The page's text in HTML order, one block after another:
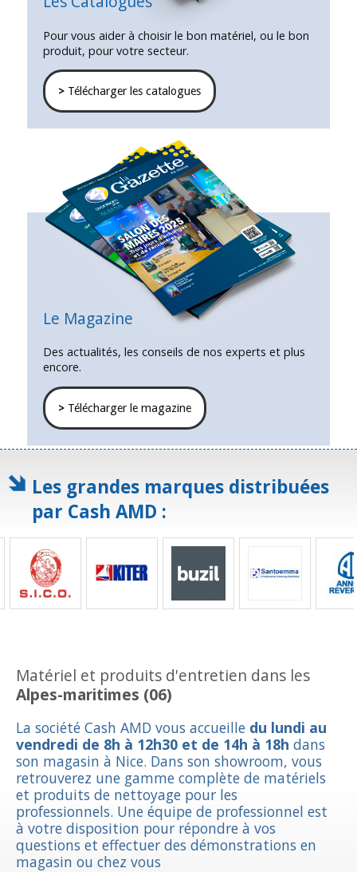
Pour vous aider à choisir le bon matériel, ou le bon
produit, pour votre secteur.
>Télécharger les catalogues
Le Magazine
Des actualités, les conseils de nos experts et plus
encore.
>Télécharger le magazine
Les grandes marques distribuées
par Cash AMD :
Matériel et produits d'entretien dans les
Alpes-maritimes (06)
La société Cash AMD vous accueille du lundi au
vendredi de 8h à 12h30 et de 14h à 18h dans
son magasin à Nice. Dans son showroom, vous
retrouverez une gamme complète de matériels
et produits de nettoyage pour les
professionnels. Une équipe de professionnel est
à votre disposition pour répondre à vos
questions et effectuer des démonstrations en
magasin ou chez vous